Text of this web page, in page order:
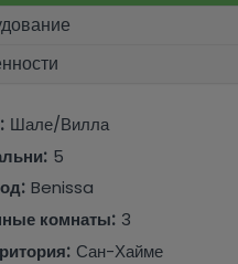
Шале/Вилла
5
Benissa
комнаты: 3
Сан-Хайме